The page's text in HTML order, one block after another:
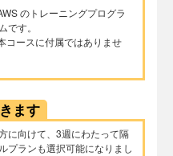
のトレーニングプログラ
す。
コースに付属ではありませ
ます
に向けて、3週にわたって隔
プランも選択可能になりまし